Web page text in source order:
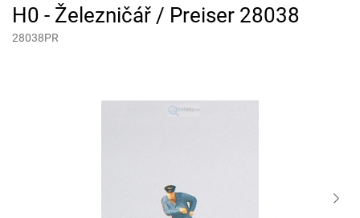
H0 - Železničář / Preiser 28038
28038PR